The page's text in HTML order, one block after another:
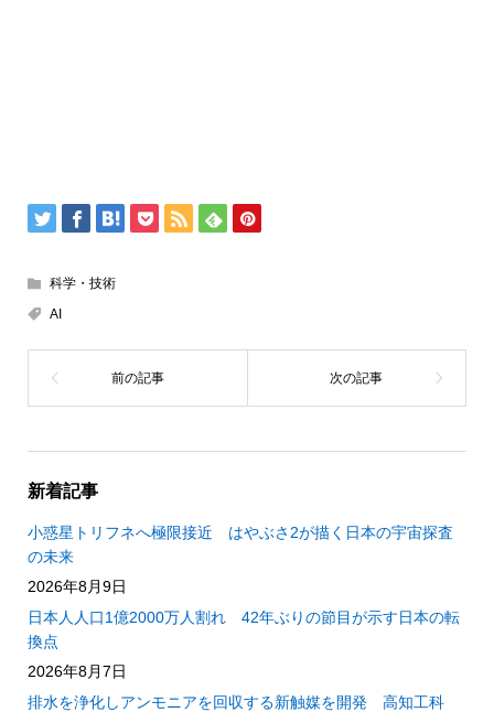
科学・技術
AI
新着記事
小惑星トリフネへ極限接近 はやぶさ2が描く日本の宇宙探査
の未来
2026年8月9日
日本人人口1億2000万人割れ 42年ぶりの節目が示す日本の転
換点
2026年8月7日
排水を浄化しアンモニアを回収する新触媒を開発 高知工科